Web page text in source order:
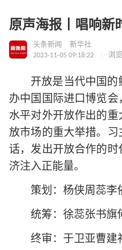
原声海报丨唱响新
头条新闻
新华社
2023-11-05 09:18:22
浏
开放是当代中国的
办中国国际进口博览
水平对外开放作出的
放市场的重大举措。
话，发出开放合作的
济注入正能量。
策划：杨侠周蕊李
统筹：徐蕊张书旗
终审：于卫亚曹建